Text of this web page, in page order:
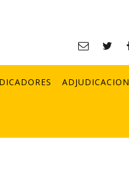
ADJUDICACION